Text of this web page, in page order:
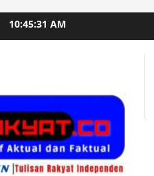
10:45:32 AM